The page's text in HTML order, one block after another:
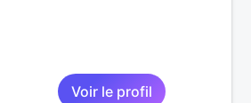
Voir le profil